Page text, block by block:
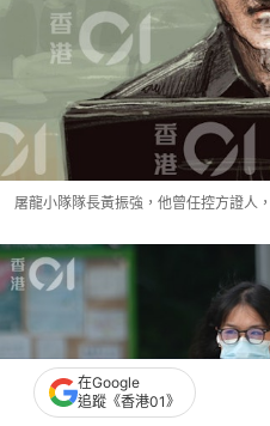
屠龍小隊隊長黃振強，他曾任控方證人
在Google
追蹤《香港01》